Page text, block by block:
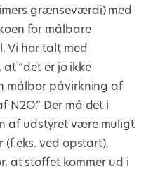
grænseværdi) med
for målbare
Vi har talt med
“det er jo ikke
målbar påvirkning af
N2O.” Der må det i
af udstyret være muligt
(f.eks. ved opstart),
at stoffet kommer ud i